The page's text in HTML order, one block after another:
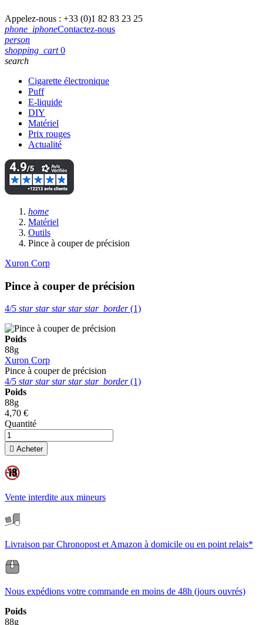
Appelez-nous : +33 (0)1 82 83 23 25
phone_iphoneContactez-nous
person
shopping_cart 0
search
Cigarette électronique
Puff
E-liquide
DIY
Matériel
Prix rouges
Actualité
home
Matériel
Outils
Pince à couper de précision
Xuron Corp
Pince à couper de précision
4/5 starstarstarstarstar_border(1)
Poids
88g
Xuron Corp
Pince à couper de précision
4/5 starstarstarstarstar_border(1)
Poids
88g
4,70 €
Quantité
 Acheter
Vente interdite aux mineurs
Livraison par Chronopost et Amazon à domicile ou en point relais*
Nous expédions votre commande en moins de 48h (jours ouvrés)
Poids
88g